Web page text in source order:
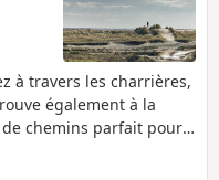
à travers les charrières,
également à la
chemins parfait pour
de campagne.